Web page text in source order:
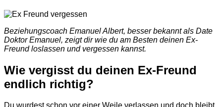
Beziehungscoach Emanuel Albert, besser bekannt als Date
Doktor Emanuel, zeigt dir wie du am Besten deinen Ex-
Freund loslassen und vergessen kannst.
Wie vergisst du deinen Ex-Freund
endlich richtig?
Du wurdest schon vor einer Weile verlassen und doch bleibt